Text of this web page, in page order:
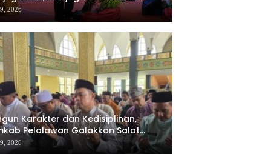
Nasional
2026
Karakter dan Kedisiplinan,
Pelalawan Galakkan Salat
bagi ASN
2026